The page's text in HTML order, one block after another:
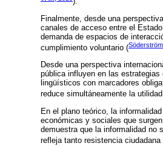
Finalmente, desde una
canales de acceso entre el
demanda de espacios de
cumplimiento voluntario (
Desde una perspectiva
pública influyen en las
lingüísticos con marcadores
reduce simultáneamente la
En el plano teórico, la
económicas y sociales que
demuestra que la informalidad no
refleja tanto resistencia